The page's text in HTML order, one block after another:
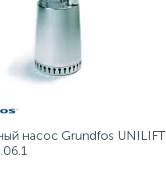
насос Grundfos UNILIFT